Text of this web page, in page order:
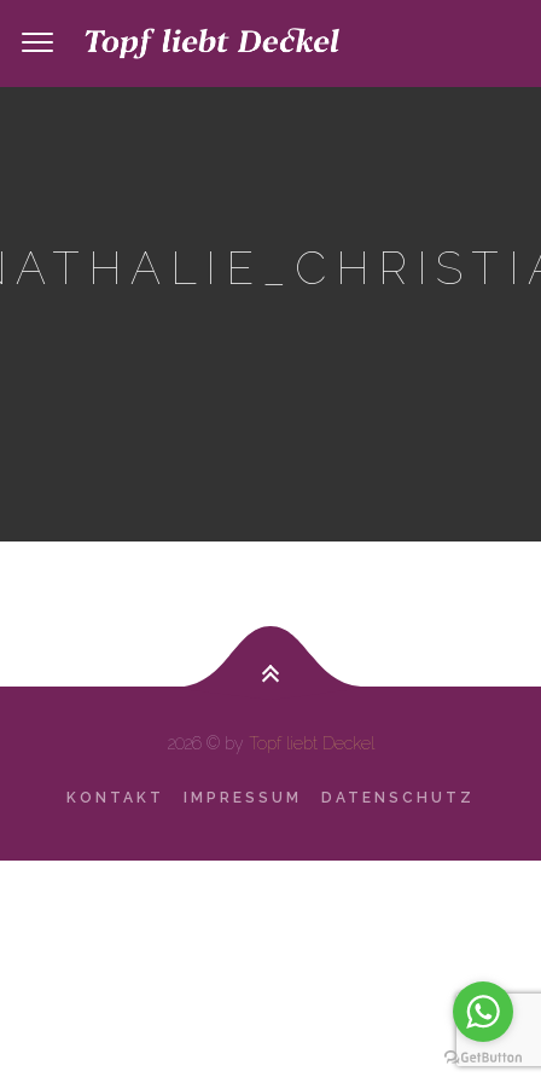
2026 © by Topf liebt Deckel
KONTAKT IMPRESSUM DATENSCHUTZ